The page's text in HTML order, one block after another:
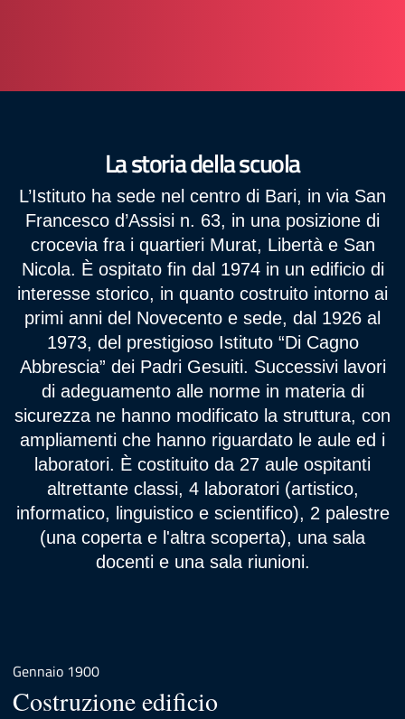
La storia della scuola
L’Istituto ha sede nel centro di Bari, in via San
Francesco d’Assisi n. 63, in una posizione di
crocevia fra i quartieri Murat, Libertà e San
Nicola. È ospitato fin dal 1974 in un edificio di
interesse storico, in quanto costruito intorno ai
primi anni del Novecento e sede, dal 1926 al
1973, del prestigioso Istituto “Di Cagno
Abbrescia” dei Padri Gesuiti. Successivi lavori
di adeguamento alle norme in materia di
sicurezza ne hanno modificato la struttura, con
ampliamenti che hanno riguardato le aule ed i
laboratori. È costituito da 27 aule ospitanti
altrettante classi, 4 laboratori (artistico,
informatico, linguistico e scientifico), 2 palestre
(una coperta e l'altra scoperta), una sala
docenti e una sala riunioni.
Gennaio 1900
Costruzione edificio